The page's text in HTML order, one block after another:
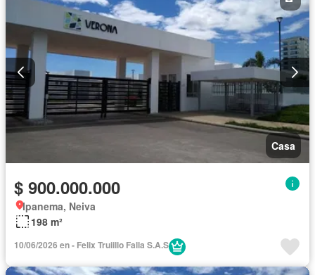
Casa
$ 900.000.000
Ipanema, Neiva
198 m²
10/06/2026 en - Felix Truiillo Falla S.A.S